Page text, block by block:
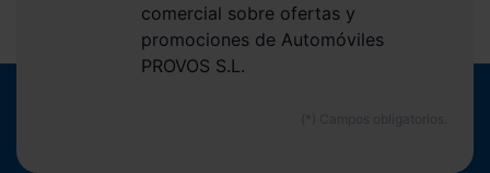
comercial sobre ofertas y
promociones de Automóviles
PROVOS S.L.